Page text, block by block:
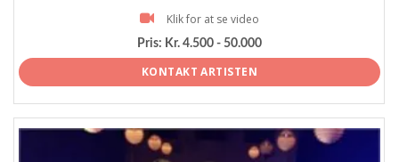
Klik for at se video
Pris: Kr. 4.500 - 50.000
KONTAKT ARTISTEN